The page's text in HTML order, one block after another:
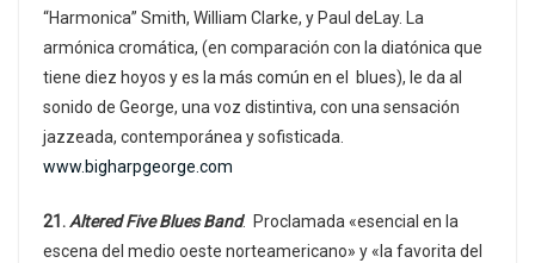
“Harmonica” Smith, William Clarke, y Paul deLay. La
armónica cromática, (en comparación con la diatónica que
tiene diez hoyos y es la más común en el blues), le da al
sonido de George, una voz distintiva, con una sensación
jazzeada, contemporánea y sofisticada.
www.bigharpgeorge.com
21.Altered Five Blues Band. Proclamada «esencial en la
escena del medio oeste norteamericano» y «la favorita del